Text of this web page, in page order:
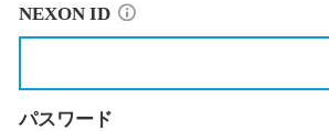
NEXON ID
パスワード